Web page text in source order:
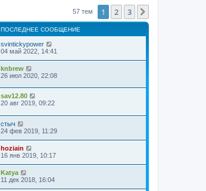
57 тем 1 2 3
ПОСЛЕДНЕЕ СООБЩЕНИЕ
svintickypower
04 май 2022, 14:41
knbrew
26 июл 2020, 22:08
sav12.80
20 авг 2019, 09:22
стыч
24 фев 2019, 11:29
hoziain
16 янв 2019, 10:17
Katya
11 дек 2018, 16:04